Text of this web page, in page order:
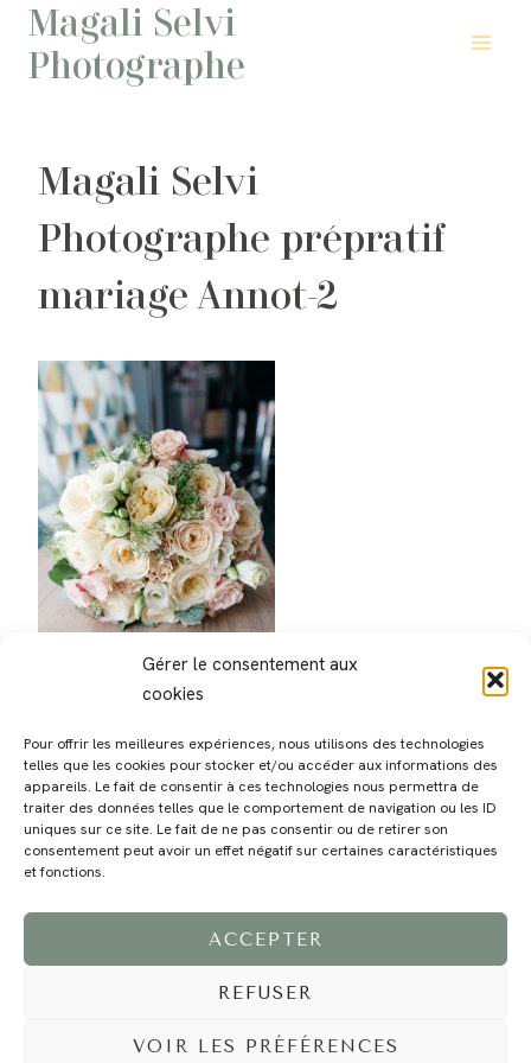
Gérer le consentement aux
cookies
Pour offrir les meilleures expériences, nous utilisons des technologies
telles que les cookies pour stocker et/ou accéder aux informations des
appareils. Le fait de consentir à ces technologies nous permettra de
traiter des données telles que le comportement de navigation ou les ID
uniques sur ce site. Le fait de ne pas consentir ou de retirer son
consentement peut avoir un effet négatif sur certaines caractéristiques
et fonctions.
ACCEPTER
REFUSER
VOIR LES PRÉFÉRENCES
Aller
contenu
Magali Selvi
Photographe
Magali Selvi
Photographe prépratif
mariage Annot-2
MAGALI